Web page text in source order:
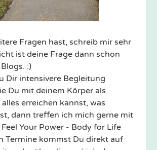
Fragen hast, schreib mir sehr
ist deine Frage dann schon
:)
Dir intensivere Begleitung
Du mit deinem Körper als
erreichen kannst, was
dann treffen ich mich gerne mit
Your Power - Body for Life
Termine kommst Du direkt auf